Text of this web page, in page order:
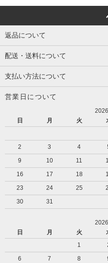
返品について
配送・送料について
支払い方法について
営業日について
日
月 火
2
3 4
9
10 11
16
17 18
23
24 25
30
31
日
月 火
1
6
7 8